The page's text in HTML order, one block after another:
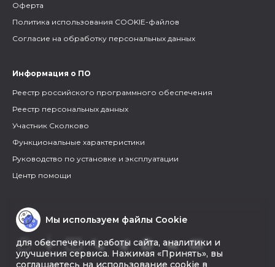
Оферта
Политика использования COOKIE-файлов
Согласие на обработку персональных данных
Информация о ПО
Реестр российского программного обеспечения
Реестр персональных данных
Участник Сколково
Функциональные характеристики
Руководство по установке и эксплуатации
Центр помощи
Мы используем файлы Cookie
для обеспечения работы сайта, аналитики и
улучшения сервиса. Нажимая «Принять», вы
соглашаетесь на использование cookie в